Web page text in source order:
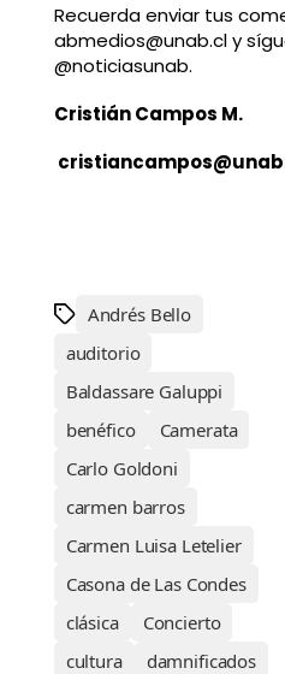
Recuerda enviar tus
abmedios@unab.cl y
@noticiasunab.
Cristián Campos M.
Andrés Bello
auditorio
Baldassare Galuppi
benéfico
Camerata
Carlo Goldoni
carmen barros
Carmen Luisa Letelier
Casona de Las Condes
clásica
Concierto
cultura
damnificados